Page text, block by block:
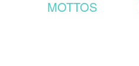
MOTTOS